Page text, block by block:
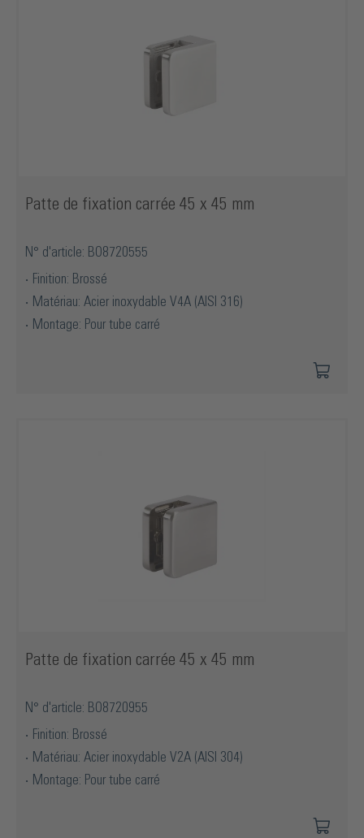
Patte de fixation carrée 45 x 45 mm
N° d'article: BO8720555
Finition: Brossé
Matériau: Acier inoxydable V4A (AISI 316)
Montage: Pour tube carré
Patte de fixation carrée 45 x 45 mm
N° d'article: BO8720955
Finition: Brossé
Matériau: Acier inoxydable V2A (AISI 304)
Montage: Pour tube carré